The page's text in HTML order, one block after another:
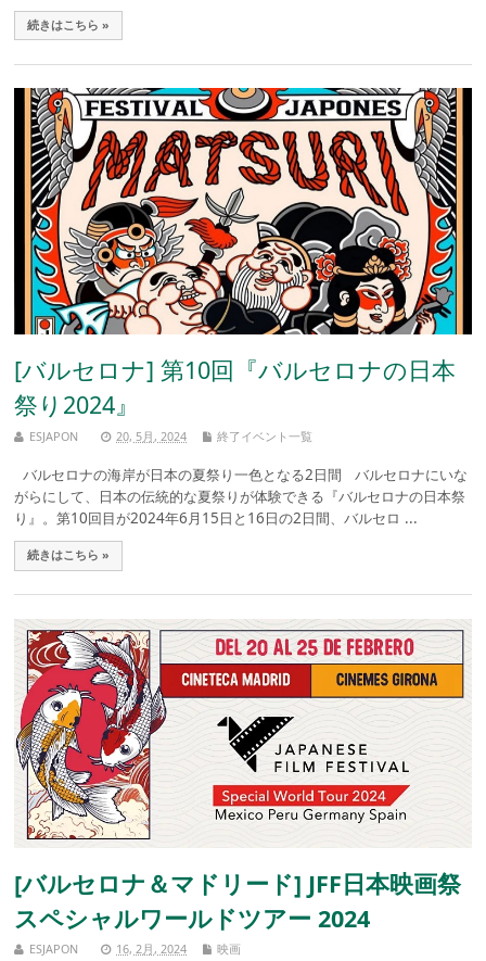
続きはこちら »
[バルセロナ] 第10回『バルセロナの日本
祭り2024』
ESJAPON 20, 5月, 2024 終了イベント一覧
バルセロナの海岸が日本の夏祭り一色となる2日間 バルセロナにいな
がらにして、日本の伝統的な夏祭りが体験できる『バルセロナの日本祭
り』。第10回目が2024年6月15日と16日の2日間、バルセロ ...
続きはこちら »
[バルセロナ＆マドリード] JFF日本映画祭
スペシャルワールドツアー 2024
ESJAPON 16, 2月, 2024 映画